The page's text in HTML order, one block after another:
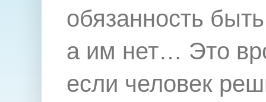
обязанность
а им нет… Это
если человек